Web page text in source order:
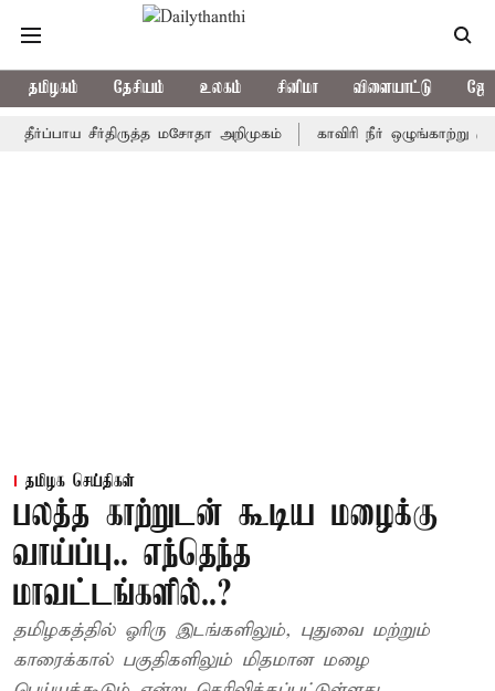
தமிழகம் தேசியம் உலகம் சினிமா விளையாட்டு
சீர்திருத்த மசோதா அறிமுகம் காவிரி நீர் ஒழுங்காற்று குழு
தமிழக செய்திகள்
பலத்த காற்றுடன் கூடிய மழைக்கு
வாய்ப்பு.. எந்தெந்த
மாவட்டங்களில்..?
தமிழகத்தில் ஓரிரு இடங்களிலும், புதுவை மற்றும்
காரைக்கால் பகுதிகளிலும் மிதமான மழை